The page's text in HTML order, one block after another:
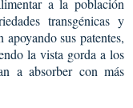
a la población
transgénicas y
sus patentes,
la vista gorda a los
a absorber con más